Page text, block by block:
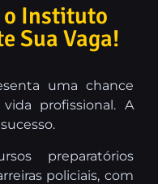
o Instituto
Sua Vaga!
uma chance
profissional. A
preparatórios
policiais, com